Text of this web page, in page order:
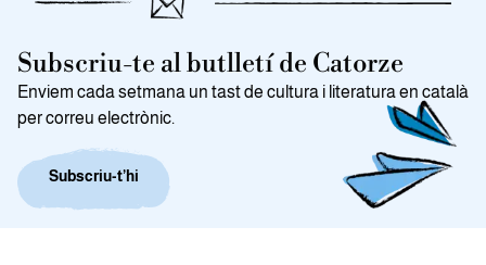
Subscriu-te al butlletí de Catorze
Enviem cada setmana un tast de cultura i literatura en català
per correu electrònic.
Subscriu-t’hi